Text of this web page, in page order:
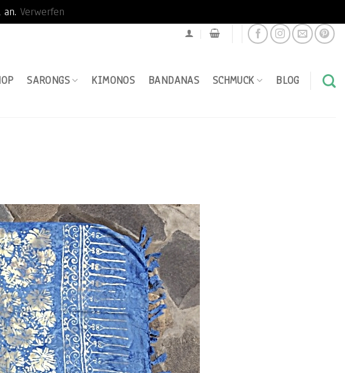
Verwerfen
SARONGS KIMONOS BANDANAS SCHMUCK BLOG